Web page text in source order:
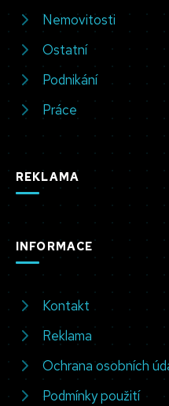
Nemovitosti
Ostatní
Podnikání
Práce
REKLAMA
INFORMACE
Kontakt
Reklama
Ochrana osobních
Podmínky použití